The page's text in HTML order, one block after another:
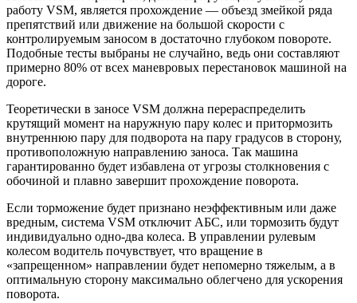
работу VSM, является прохождение — объезд змейкой ряда
препятствий или движение на большой скорости с
контролируемым заносом в достаточно глубоком повороте.
Подобные тесты выбраны не случайно, ведь они составляют
примерно 80% от всех маневровых перестановок машиной на
дороге.
Теоретически в заносе VSM должна перераспределить
крутящий момент на наружную пару колес и притормозить
внутреннюю пару для подворота на пару градусов в сторону,
противоположную направлению заноса. Так машина
гарантированно будет избавлена от угрозы столкновения с
обочиной и плавно завершит прохождение поворота.
Если торможение будет признано неэффективным или даже
вредным, система VSM отключит АБС, или тормозить будут
индивидуально одно-два колеса. В управлении рулевым
колесом водитель почувствует, что вращение в
«запрещенном» направлении будет непомерно тяжелым, а в
оптимальную сторону максимально облегчено для ускорения
поворота.